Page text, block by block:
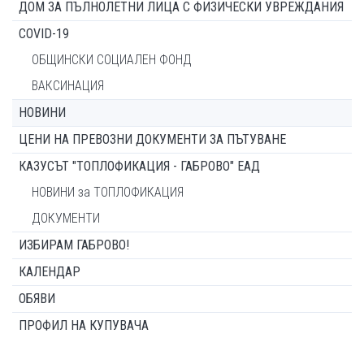
ДОМ ЗА ПЪЛНОЛЕТНИ ЛИЦА С ФИЗИЧЕСКИ УВРЕЖДАНИЯ
COVID-19
ОБЩИНСКИ СОЦИАЛЕН ФОНД
ВАКСИНАЦИЯ
НОВИНИ
ЦЕНИ НА ПРЕВОЗНИ ДОКУМЕНТИ ЗА ПЪТУВАНЕ
КАЗУСЪТ "ТОПЛОФИКАЦИЯ - ГАБРОВО" ЕАД
НОВИНИ за ТОПЛОФИКАЦИЯ
ДОКУМЕНТИ
ИЗБИРАМ ГАБРОВО!
КАЛЕНДАР
ОБЯВИ
ПРОФИЛ НА КУПУВАЧА